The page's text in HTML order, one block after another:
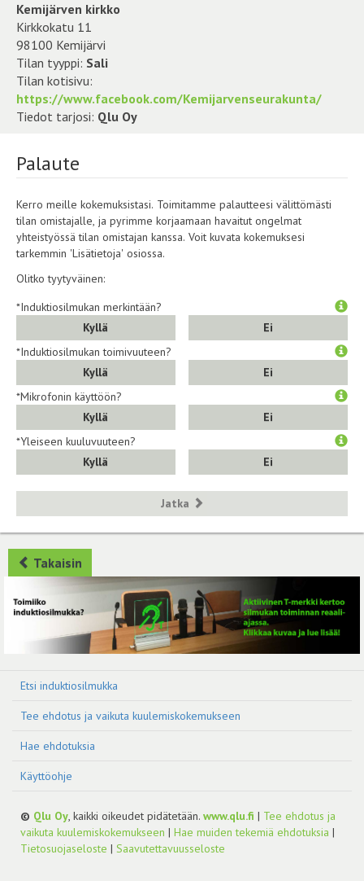
Kemijärven kirkko
Kirkkokatu 11
98100 Kemijärvi
Tilan tyyppi: Sali
Tilan kotisivu:
https://www.facebook.com/Kemijarvenseurakunta/
Tiedot tarjosi: Qlu Oy
Palaute
Kerro meille kokemuksistasi. Toimitamme palautteesi välittömästi
tilan omistajalle, ja pyrimme korjaamaan havaitut ongelmat
yhteistyössä tilan omistajan kanssa. Voit kuvata kokemuksesi
tarkemmin 'Lisätietoja' osiossa.
Olitko tyytyväinen:
*Induktiosilmukan merkintään?
Kyllä
Ei
*Induktiosilmukan toimivuuteen?
Kyllä
Ei
*Mikrofonin käyttöön?
Kyllä
Ei
*Yleiseen kuuluvuuteen?
Kyllä
Ei
Jatka
Takaisin
Etsi induktiosilmukka
Tee ehdotus ja vaikuta kuulemiskokemukseen
Hae ehdotuksia
Käyttöohje
© Qlu Oy, kaikki oikeudet pidätetään. www.qlu.fi | Tee ehdotus ja
vaikuta kuulemiskokemukseen | Hae muiden tekemiä ehdotuksia |
Tietosuojaseloste | Saavutettavuusseloste